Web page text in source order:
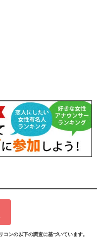
ンの以下の調査に基づいています。